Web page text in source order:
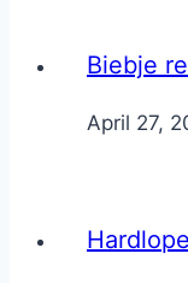
Biebje
ByNicole
April 27,